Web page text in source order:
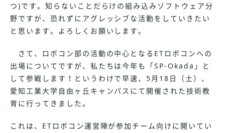
つ)です。知らないことだらけの組み込みソフトウェア分
野ですが、恐れずにアグレッシブな活動をしていきたい
と思います。よろしくお願いします。
さて、ロボコン部の活動の中心となるETロボコンへの
出場についてですが、私たちは今年も「SP-Okada」と
して参戦します！というわけで早速、5月18日（土）、
愛知工業大学自由ヶ丘キャンパスにて開催された技術教
育に行ってきました。
これは、ETロボコン運営陣が参加チーム向けに開いてい